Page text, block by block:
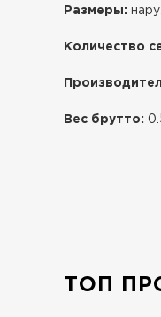
Размеры:
Количество
Вес брутто:
ТОП